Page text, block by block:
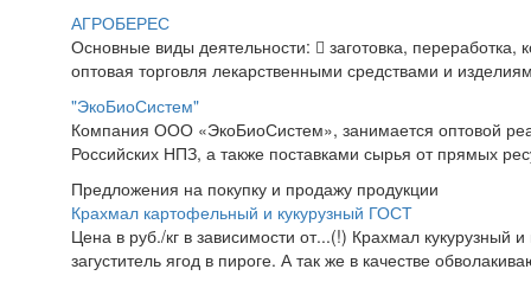
АГРОБЕРЕС
Основные виды деятельности:  заготовка,
оптовая торговля лекарственными средствами и
"ЭкоБиоСистем"
Компания ООО «ЭкоБиоСистем», занимается оптовой
Российских НПЗ, а также поставками сырья от прямых
Предложения на покупку и продажу продукции
Крахмал картофельный и кукурузный ГОСТ
Цена в руб./кг в зависимости от...(!) Крахмал
загуститель ягод в пироге. А так же в качестве